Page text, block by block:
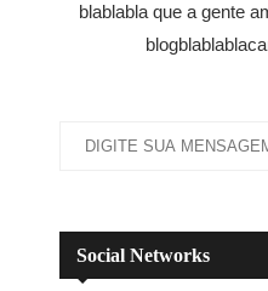
blablabla que a gente
Social Networks